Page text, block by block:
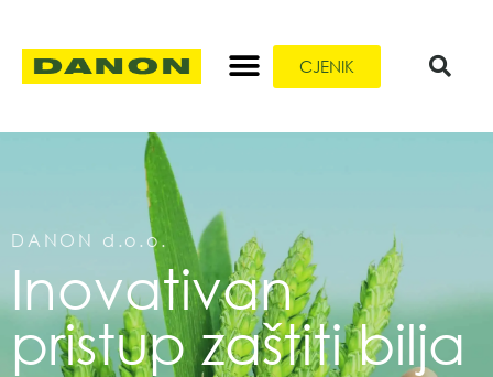
CJENIK
DANON d.o.o.
Inovativan
pristup zaštiti bilja